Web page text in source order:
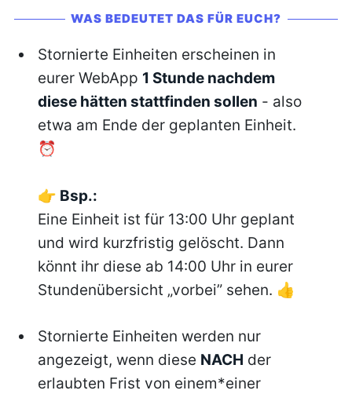
WAS BEDEUTET DAS FÜR EUCH?
Stornierte Einheiten erscheinen in
eurer WebApp 1 Stunde nachdem
diese hätten stattfinden sollen - also
etwa am Ende der geplanten Einheit.
⏰
👉 Bsp.:
Eine Einheit ist für 13:00 Uhr geplant
und wird kurzfristig gelöscht. Dann
könnt ihr diese ab 14:00 Uhr in eurer
Stundenübersicht „vorbei” sehen. 👍
Stornierte Einheiten werden nur
angezeigt, wenn diese NACH der
erlaubten Frist von einem*einer